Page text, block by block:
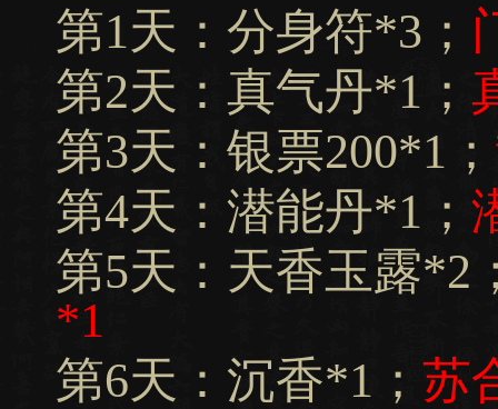
第1天：分身符*3；
第2天：真气丹*1；
第3天：银票200*1；
第4天：潜能丹*1；
第5天：天香玉露*2
*1
第6天：沉香*1； 苏